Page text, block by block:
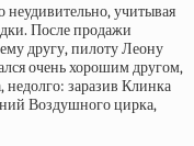
учитывая
После продажи
другу, пилоту Леону
очень хорошим другом,
недолго: заразив Клинка
Воздушного цирка,